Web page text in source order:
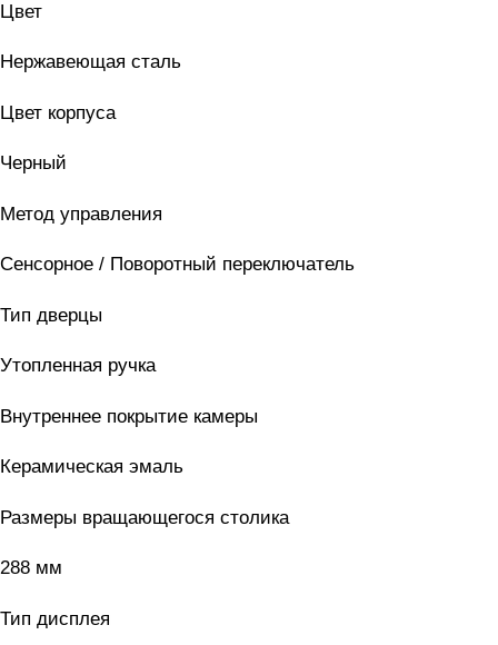
Цвет
Нержавеющая сталь
Цвет корпуса
Черный
Метод управления
Сенсорное / Поворотный переключатель
Тип дверцы
Утопленная ручка
Внутреннее покрытие камеры
Керамическая эмаль
Размеры вращающегося столика
288 мм
Тип дисплея